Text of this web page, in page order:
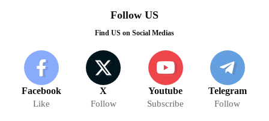
Follow US
Find US on Social Medias
Facebook
Like
X
Follow
Youtube
Subscribe
Telegram
Follow